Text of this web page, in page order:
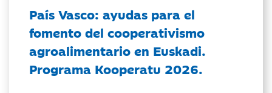
País Vasco: ayudas para el
fomento del cooperativismo
agroalimentario en Euskadi.
Programa Kooperatu 2026.